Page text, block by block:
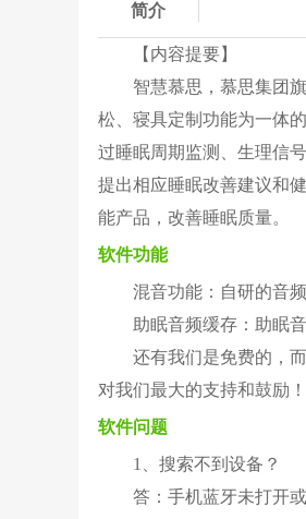
简介
【内容提要】
智慧慕思，慕思集团
松、寝具定制功能为一体
过睡眠周期监测、生理信
提出相应睡眠改善建议和
能产品，改善睡眠质量。
软件功能
混音功能：自研的音
助眠音频缓存：助眠
还有我们是免费的，
对我们最大的支持和鼓励！
软件问题
1、搜索不到设备？
答：手机蓝牙未打开